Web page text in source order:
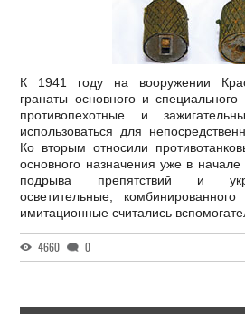
К 1941 году на вооружении
гранаты основного и
противопехотные и
использоваться для
Ко вторым относили
основного назначения уже в
подрыва препятствий и
осветительные,
имитационные считались
4660 0